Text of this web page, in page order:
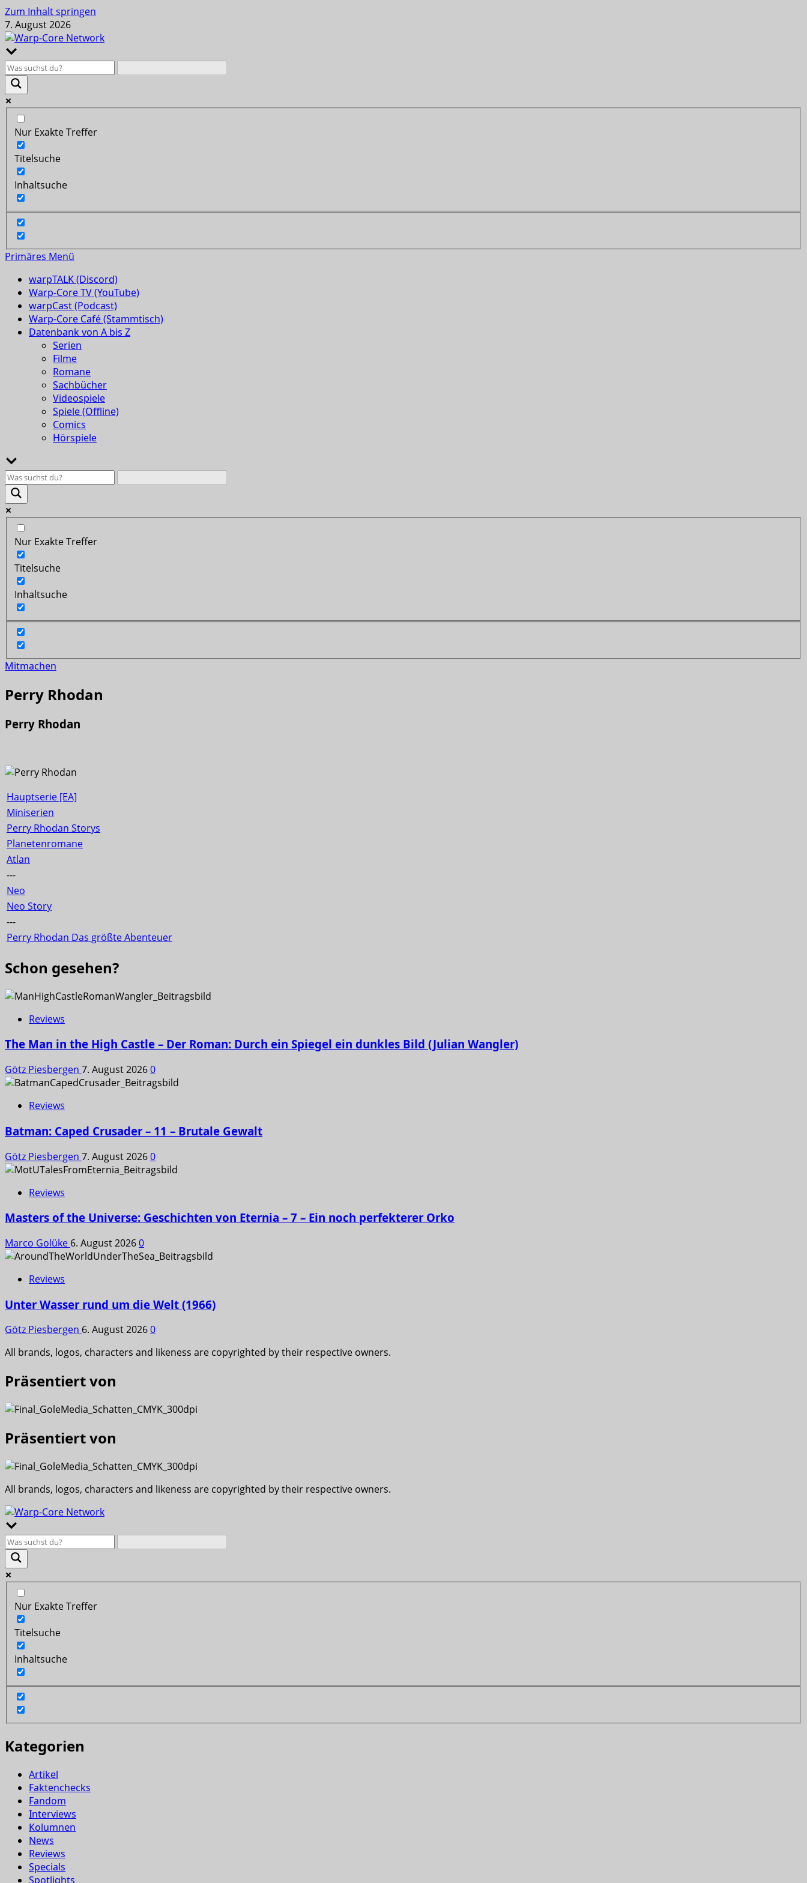
Zum Inhalt springen
7. August 2026
Nur Exakte Treffer
Titelsuche
Inhaltsuche
Primäres Menü
warpTALK (Discord)
Warp-Core TV (YouTube)
warpCast (Podcast)
Warp-Core Café (Stammtisch)
Datenbank von A bis Z
Serien
Filme
Romane
Sachbücher
Videospiele
Spiele (Offline)
Comics
Hörspiele
Nur Exakte Treffer
Titelsuche
Inhaltsuche
Mitmachen
Perry Rhodan
Perry Rhodan
Hauptserie [EA]
Miniserien
Perry Rhodan Storys
Planetenromane
Atlan
---
Neo
Neo Story
---
Perry Rhodan Das größte Abenteuer
Schon gesehen?
Reviews
The Man in the High Castle – Der Roman: Durch ein Spiegel ein dunkles Bild (Julian Wangler)
Götz Piesbergen 7. August 20260
Reviews
Batman: Caped Crusader – 11 – Brutale Gewalt
Götz Piesbergen 7. August 20260
Reviews
Masters of the Universe: Geschichten von Eternia – 7 – Ein noch perfekterer Orko
Marco Golüke 6. August 20260
Reviews
Unter Wasser rund um die Welt (1966)
Götz Piesbergen 6. August 20260
All brands, logos, characters and likeness are copyrighted by their respective owners.
Präsentiert von
Präsentiert von
All brands, logos, characters and likeness are copyrighted by their respective owners.
Nur Exakte Treffer
Titelsuche
Inhaltsuche
Kategorien
Artikel
Faktenchecks
Fandom
Interviews
Kolumnen
News
Reviews
Specials
Spotlights